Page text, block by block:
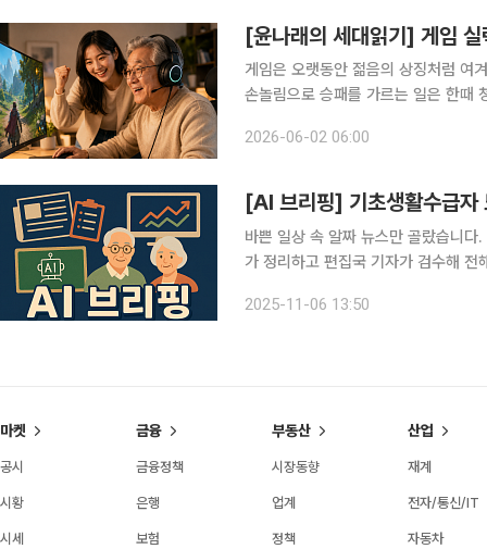
게임은 오랫동안 젊음의 상징처럼 여
손놀림으로 승패를 가르는 일은 한때
체력이 중요한 스포츠, 게임 좋아하던
2026-06-02 06:00
[AI 브리핑] 기초생활수급
바쁜 일상 속 알짜 뉴스만 골랐습니다
가 정리하고 편집국 기자가 검수해 전해드립니다. ◆기초생활수급자 노인
원회 소속 더불어민주당 최기상 의원
2025-11-06 13:50
마켓
공시
시황
시세
금융
금융정책
은행
보험
부동산
시장동향
업계
정책
산업
재계
전자/통신/IT
자동차